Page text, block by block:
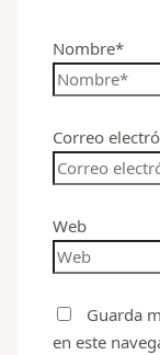
Nombre*
Correo
Web
Guarda
en este